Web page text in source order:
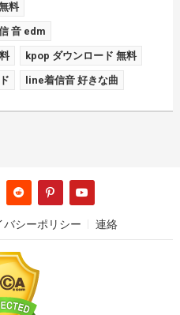
料
音 edm
kpop ダウンロード 無料
line着信音 好きな曲
バシーポリシー 連絡